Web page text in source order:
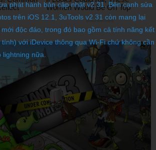
phát hành bản cập nhật v2.31. Bên cạnh sửa
trên iOS 12.1, 3uTools v2.31 còn mang lại
độc đáo, trong đó bao gồm cả tính năng kết
tính) với iDevice thông qua Wi-Fi chứ không cần
nữa.